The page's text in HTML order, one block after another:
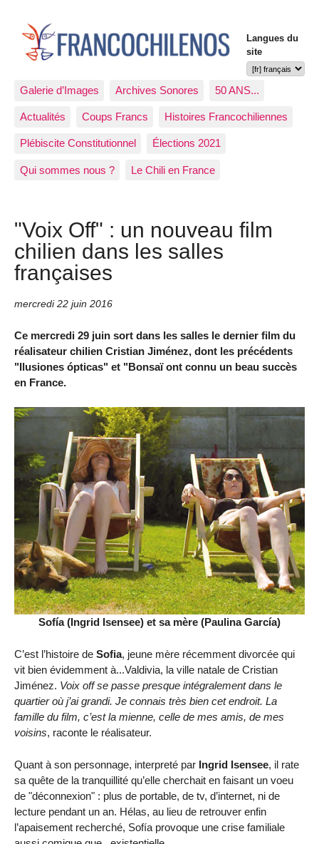
Langues du
site
Galerie d’Images Archives Sonores 50 ANS...
Actualités Coups Francs Histoires Francochiliennes
Plébiscite Constitutionnel Élections 2021
Qui sommes nous ? Le Chili en France
"Voix Off" : un nouveau film
chilien dans les salles
françaises
mercredi 22 juin 2016
Ce mercredi 29 juin sort dans les salles le dernier film du
réalisateur chilien Cristian Jiménez, dont les précédents
"Ilusiones ópticas" et "Bonsaï ont connu un beau succès
en France.
Sofía (Ingrid Isensee) et sa mère (Paulina García)
C’est l’histoire de Sofia, jeune mère récemment divorcée qui
vit bien évidemment à...Valdivia, la ville natale de Cristian
Jiménez. Voix off se passe presque intégralement dans le
quartier où j’ai grandi. Je connais très bien cet endroit. La
famille du film, c’est la mienne, celle de mes amis, de mes
voisins, raconte le réalisateur.
Quant à son personnage, interpreté par Ingrid Isensee, il rate
sa quête de la tranquillité qu’elle cherchait en faisant un voeu
de "déconnexion" : plus de portable, de tv, d’internet, ni de
lecture pendant un an. Hélas, au lieu de retrouver enfin
l’apaisement recherché, Sofía provoque une crise familiale